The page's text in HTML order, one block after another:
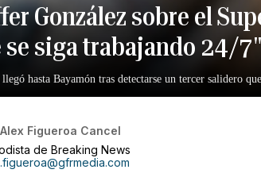
González sobre el
se siga trabajando 24/7"
hasta Bayamón tras detectarse un tercer salidero
Alex Figueroa Cancel
de Breaking News